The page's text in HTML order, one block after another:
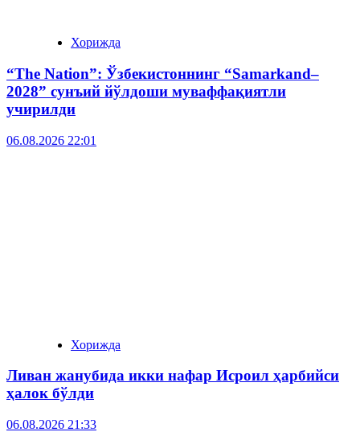
Хорижда
“The Nation”: Ўзбекистоннинг “Samarkand–
2028” сунъий йўлдоши муваффақиятли
учирилди
06.08.2026 22:01
Хорижда
Ливан жанубида икки нафар Исроил ҳарбийси
ҳалок бўлди
06.08.2026 21:33